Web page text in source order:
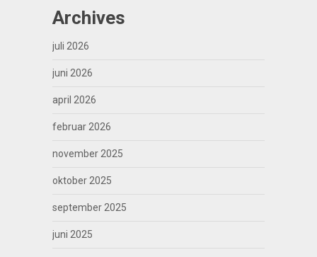
Archives
juli 2026
juni 2026
april 2026
februar 2026
november 2025
oktober 2025
september 2025
juni 2025